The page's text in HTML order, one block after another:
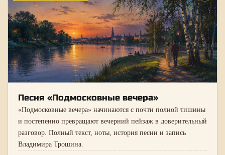
Песня «Подмосковные вечера»
«Подмосковные вечера» начинаются с почти полной тишины
и постепенно превращают вечерний пейзаж в доверительный
разговор. Полный текст, ноты, история песни и запись
Владимира Трошина.